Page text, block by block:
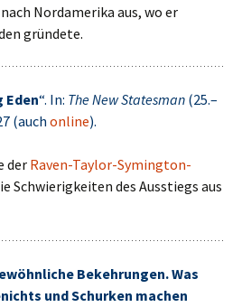
Nordamerika aus, wo er
gründete.
Eden“. In: The New Statesman (25.–
(auch online).
der Raven-Taylor-Symington-
Schwierigkeiten des Ausstiegs aus
Bekehrungen. Was
und Schurken machen